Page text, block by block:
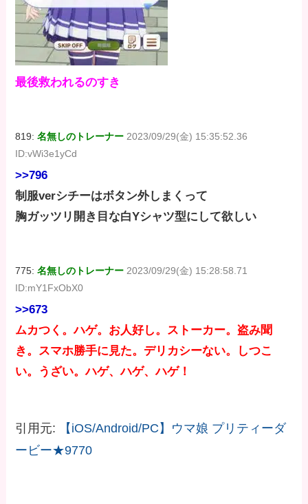
最後救われるのすき
819:名無しのトレーナー 2023/09/29(金) 15:35:52.36
ID:vWi3e1yCd
>>796
制服verシチーはボタン外しまくって
胸ガッツリ開き目な白Yシャツ型にして欲しい
775:名無しのトレーナー 2023/09/29(金) 15:28:58.71
ID:mY1FxObX0
>>673
ムカつく。ハゲ。お人好し。ストーカー。盗み聞
き。スマホ勝手に見た。デリカシーない。しつこ
い。うざい。ハゲ、ハゲ、ハゲ！
引用元:
【iOS/Android/PC】ウマ娘 プリティーダ
ービー★9770